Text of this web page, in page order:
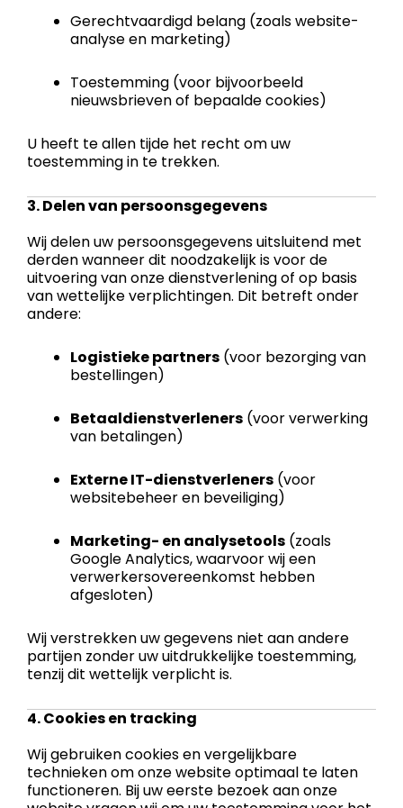
Gerechtvaardigd belang (zoals website-
analyse en marketing)
Toestemming (voor bijvoorbeeld
nieuwsbrieven of bepaalde cookies)
U heeft te allen tijde het recht om uw
toestemming in te trekken.
3. Delen van persoonsgegevens
Wij delen uw persoonsgegevens uitsluitend met
derden wanneer dit noodzakelijk is voor de
uitvoering van onze dienstverlening of op basis
van wettelijke verplichtingen. Dit betreft onder
andere:
Logistieke partners (voor bezorging van
bestellingen)
Betaaldienstverleners (voor verwerking
van betalingen)
Externe IT-dienstverleners (voor
websitebeheer en beveiliging)
Marketing- en analysetools (zoals
Google Analytics, waarvoor wij een
verwerkersovereenkomst hebben
afgesloten)
Wij verstrekken uw gegevens niet aan andere
partijen zonder uw uitdrukkelijke toestemming,
tenzij dit wettelijk verplicht is.
4. Cookies en tracking
Wij gebruiken cookies en vergelijkbare
technieken om onze website optimaal te laten
functioneren. Bij uw eerste bezoek aan onze